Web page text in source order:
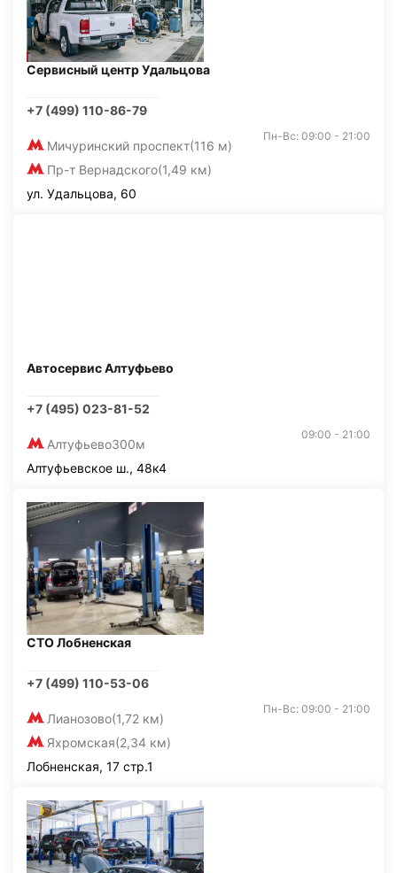
Сервисный центр Удальцова
+7 (499) 110-86-79
Мичуринский проспект(116 м)
Пр-т Вернадского(1,49 км)
Пн-Вс: 09:00 - 21:00
ул. Удальцова, 60
Автосервис Алтуфьево
+7 (495) 023-81-52
Алтуфьево300м
09:00 - 21:00
Алтуфьевское ш., 48к4
СТО Лобненская
+7 (499) 110-53-06
Лианозово(1,72 км)
Яхромская(2,34 км)
Пн-Вс: 09:00 - 21:00
Лобненская, 17 стр.1